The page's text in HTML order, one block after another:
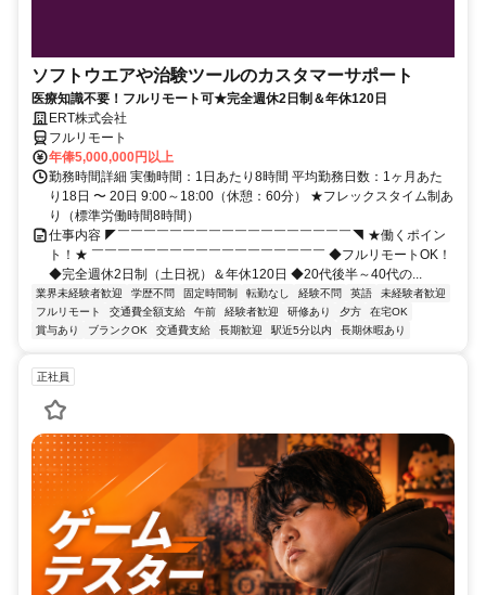
ソフトウエアや治験ツールのカスタマーサポート
医療知識不要！フルリモート可★完全週休2日制＆年休120日
ERT株式会社
フルリモート
年俸5,000,000円以上
勤務時間詳細 実働時間：1日あたり8時間 平均勤務日数：1ヶ月あた
り18日 〜 20日 9:00～18:00（休憩：60分） ★フレックスタイム制あ
り（標準労働時間8時間）
仕事内容 ◤￣￣￣￣￣￣￣￣￣￣￣￣￣￣￣￣￣￣◥ ★働くポイン
ト！★ ￣￣￣￣￣￣￣￣￣￣￣￣￣￣￣￣￣￣ ◆フルリモートOK！
◆完全週休2日制（土日祝）＆年休120日 ◆20代後半～40代の...
業界未経験者歓迎 学歴不問 固定時間制 転勤なし 経験不問 英語
未経験者歓迎
フルリモート
交通費全額支給 午前 経験者歓迎 研修あり 夕方
在宅OK
賞与あり
ブランクOK 交通費支給 長期歓迎 駅近5分以内 長期休暇あり
正社員